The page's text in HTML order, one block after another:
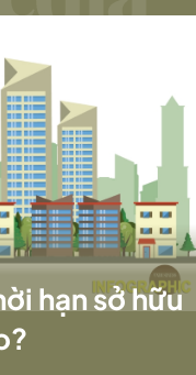
hạn sở hữu